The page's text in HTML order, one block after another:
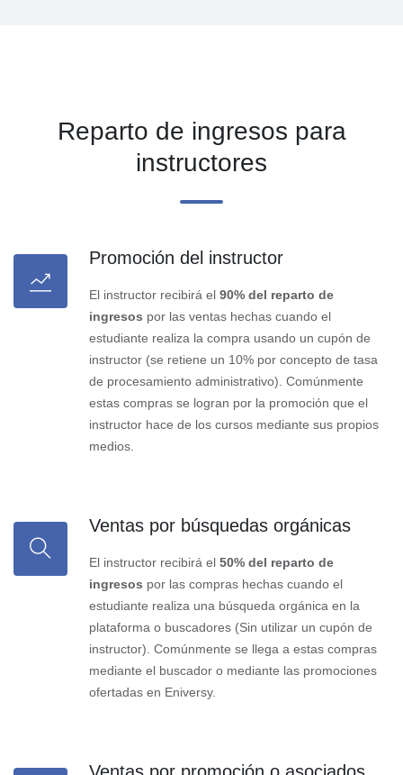
Reparto de ingresos para
instructores
Promoción del instructor
El instructor recibirá el 90% del reparto de
ingresos por las ventas hechas cuando el
estudiante realiza la compra usando un cupón de
instructor (se retiene un 10% por concepto de tasa
de procesamiento administrativo). Comúnmente
estas compras se logran por la promoción que el
instructor hace de los cursos mediante sus propios
medios.
Ventas por búsquedas orgánicas
El instructor recibirá el 50% del reparto de
ingresos por las compras hechas cuando el
estudiante realiza una búsqueda orgánica en la
plataforma o buscadores (Sin utilizar un cupón de
instructor). Comúnmente se llega a estas compras
mediante el buscador o mediante las promociones
ofertadas en Eniversy.